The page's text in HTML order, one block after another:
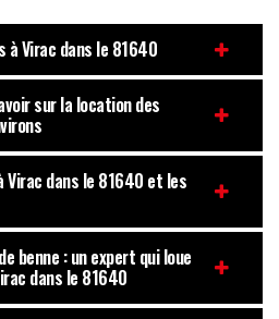
à Virac dans le 81640
sur la location des
Virac dans le 81640 et les
benne : un expert qui loue
dans le 81640